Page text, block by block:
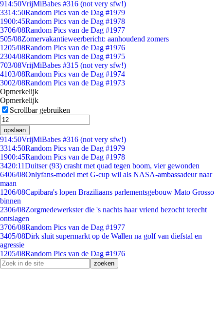
914:50VrijMiBabes #316 (not very sfw!)
3314:50Random Pics van de Dag #1979
1900:45Random Pics van de Dag #1978
3706/08Random Pics van de Dag #1977
505/08Zomervakantieweerbericht: aanhoudend zomers
1205/08Random Pics van de Dag #1976
2304/08Random Pics van de Dag #1975
703/08VrijMiBabes #315 (not very sfw!)
4103/08Random Pics van de Dag #1974
3002/08Random Pics van de Dag #1973
Opmerkelijk
Opmerkelijk
Scrollbar gebruiken
opslaan
914:50VrijMiBabes #316 (not very sfw!)
3314:50Random Pics van de Dag #1979
1900:45Random Pics van de Dag #1978
3420:11Duitser (93) crasht met quad tegen boom, vier gewonden
6406/08Onlyfans-model met G-cup wil als NASA-ambassadeur naar
maan
1206/08Capibara's lopen Braziliaans parlementsgebouw Mato Grosso
binnen
2306/08Zorgmedewerkster die 's nachts haar vriend bezocht terecht
ontslagen
3706/08Random Pics van de Dag #1977
3405/08Dirk sluit supermarkt op de Wallen na golf van diefstal en
agressie
1205/08Random Pics van de Dag #1976